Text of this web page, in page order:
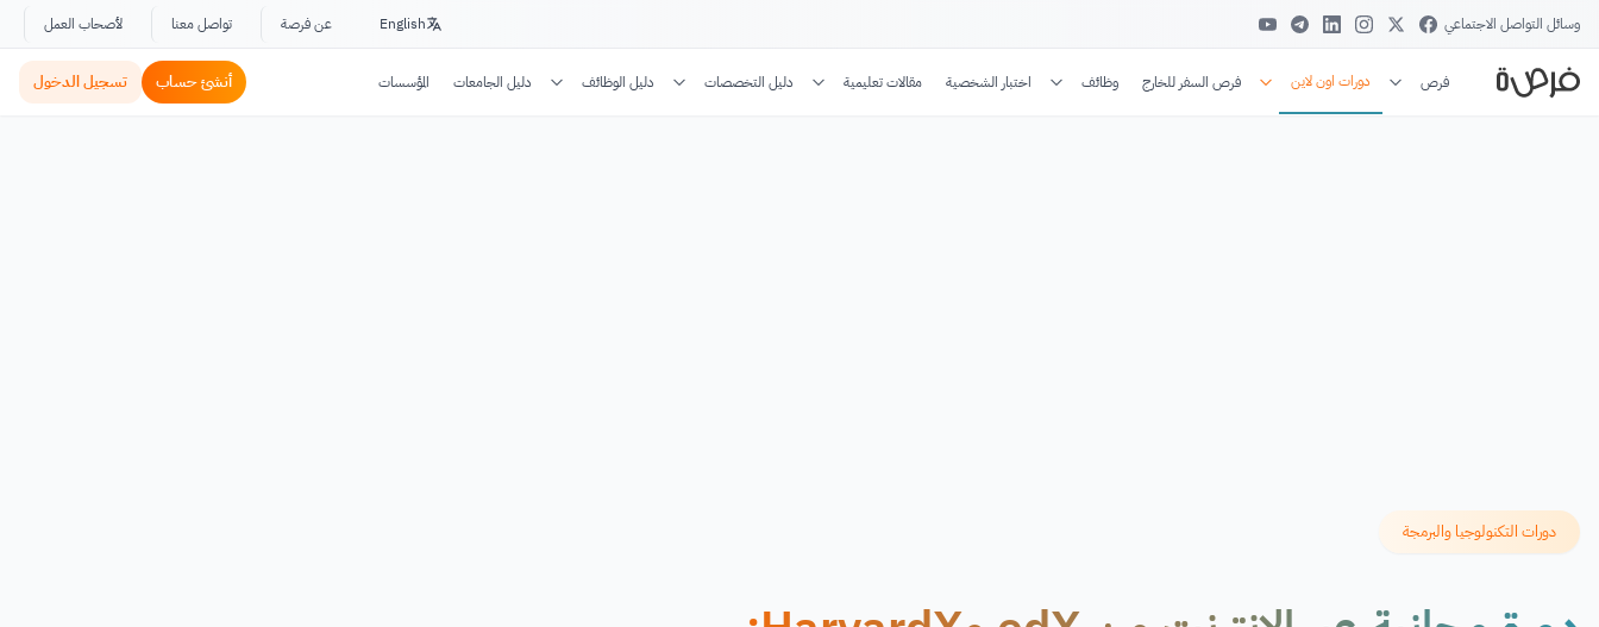
وسائل التواصل الاجتماعي English عن فرصة تواصل معنا لأصحاب العمل
فرص دورات اون لاين فرص السفر للخارج وظائف اختبار الشخصية مقالات تعليمية دليل التخصصات دليل الوظائف دليل الجامعات المؤسسات أنشئ حساب تسجيل الدخول
دورات التكنولوجيا والبرمجة